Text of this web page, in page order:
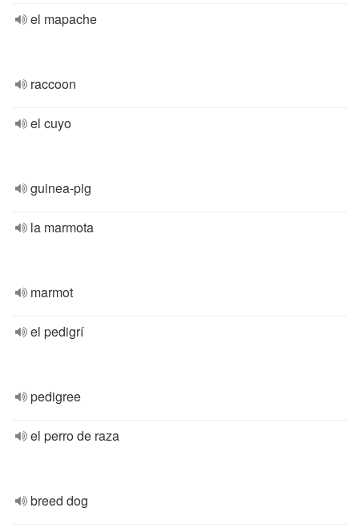
el mapache
raccoon
el cuyo
guinea-pig
la marmota
marmot
el pedigrí
pedigree
el perro de raza
breed dog